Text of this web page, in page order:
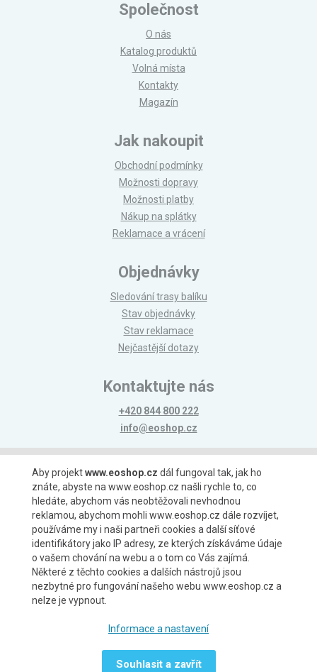
Společnost
O nás
Katalog produktů
Volná místa
Kontakty
Magazín
Jak nakoupit
Obchodní podmínky
Možnosti dopravy
Možnosti platby
Nákup na splátky
Reklamace a vrácení
Objednávky
Sledování trasy balíku
Stav objednávky
Stav reklamace
Nejčastější dotazy
Kontaktujte nás
+420 844 800 222
info@eoshop.cz
Možnosti platby
Možnosti dopravy
Aby projektwww.eoshop.cz dál fungoval tak, jak ho
znáte, abyste na www.eoshop.cz našli rychle to, co
hledáte, abychom vás neobtěžovali nevhodnou
reklamou, abychom mohli www.eoshop.cz dále rozvíjet,
používáme my i naši partneři cookies a další síťové
identifikátory jako IP adresy, ze kterých získáváme údaje
o vašem chování na webu a o tom co Vás zajímá.
Některé z těchto cookies a dalších nástrojů jsou
nezbytné pro fungování našeho webu www.eoshop.cz a
nelze je vypnout.
Informace a nastavení
Souhlasit a zavřít